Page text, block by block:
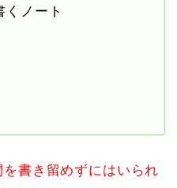
くノート
書き留めずにはいられ